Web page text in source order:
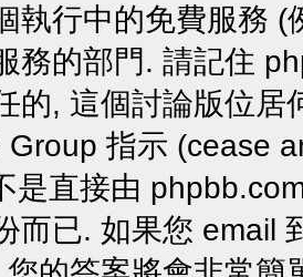
執行中的免費服務
務的部門. 請記住
的, 這個討論版位
指示 (cease
是直接由
而已. 如果您 email